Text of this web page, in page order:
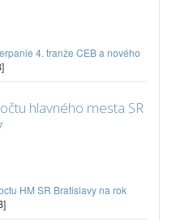
4. tranže CEB a nového
hlavného mesta SR
HM SR Bratislavy na rok